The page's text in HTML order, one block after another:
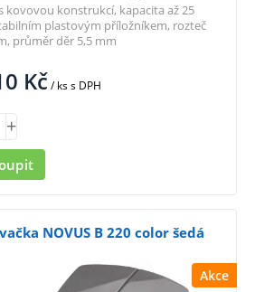
Kč/ kss DPH
kovovou konstrukcí, kapacita až 25
plastovým příložníkem, rozteč
průměr děr 5,5 mm
Akce
NOVUS B 220 color šedá